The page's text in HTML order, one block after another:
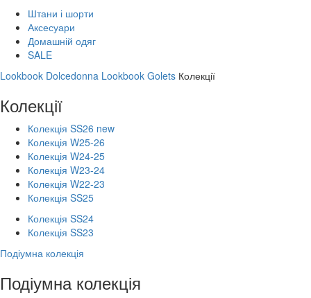
Штани і шорти
Аксесуари
Домашній одяг
SALE
Lookbook Dolcedonna Lookbook Golets Колекції
Колекції
Колекція SS26 new
Колекція W25-26
Колекція W24-25
Колекція W23-24
Колекція W22-23
Колекція SS25
Колекція SS24
Колекція SS23
Подіумна колекція
Подіумна колекція